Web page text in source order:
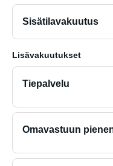
Sisätilavakuutus
Lisävakuutukset
Tiepalvelu
Omavastuun